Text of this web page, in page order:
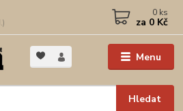
Menu
Hledat
0 ks
za 0 Kč